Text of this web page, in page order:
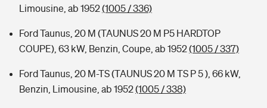
Limousine, ab 1952(1005 / 336)
Ford Taunus, 20 M (TAUNUS 20 M P5 HARDTOP
COUPE), 63 kW, Benzin, Coupe, ab 1952(1005 / 337)
Ford Taunus, 20 M-TS (TAUNUS 20 M TS P 5 ), 66 kW,
Benzin, Limousine, ab 1952(1005 / 338)